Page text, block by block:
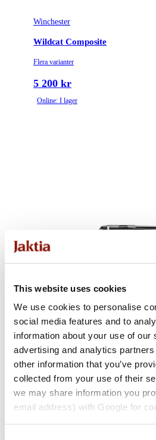
This website uses cookies
We use cookies to personalise
social media features and to
information about your use of our
advertising and analytics
other information that you’ve
collected from your use of their
we may share information you
email address) with Google for
Winchester
Wildcat Composite
Flera varianter
5 200 kr
Online: I lager
Tikka
Flera varianter
Från 10 999 kr